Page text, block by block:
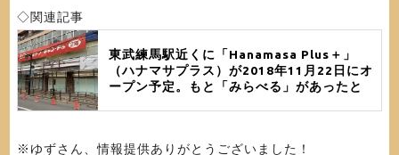
◇関連記事
東武練馬駅近くに「Hanamasa Plus＋」
（ハナマサプラス）が2018年11月22日にオ
ープン予定。もと「みらべる」があったと
※ゆずさん、情報提供ありがとうございました！